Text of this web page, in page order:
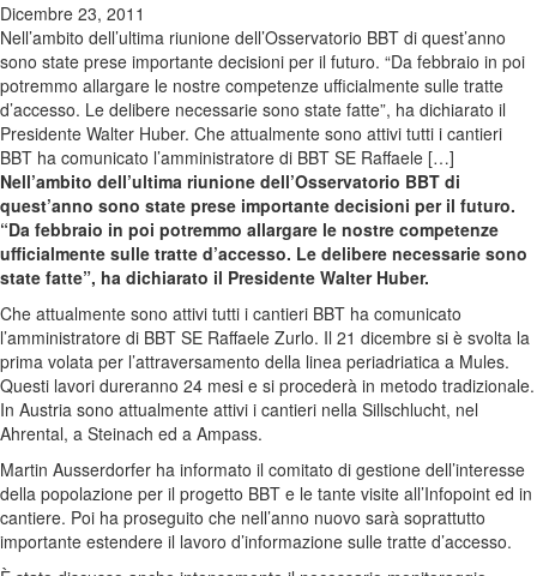
Dicembre 23, 2011
Nell’ambito dell’ultima riunione dell’Osservatorio BBT di quest’anno
sono state prese importante decisioni per il futuro. “Da febbraio in poi
potremmo allargare le nostre competenze ufficialmente sulle tratte
d’accesso. Le delibere necessarie sono state fatte”, ha dichiarato il
Presidente Walter Huber. Che attualmente sono attivi tutti i cantieri
BBT ha comunicato l’amministratore di BBT SE Raffaele […]
Nell’ambito dell’ultima riunione dell’Osservatorio BBT di
quest’anno sono state prese importante decisioni per il futuro.
“Da febbraio in poi potremmo allargare le nostre competenze
ufficialmente sulle tratte d’accesso. Le delibere necessarie sono
state fatte”, ha dichiarato il Presidente Walter Huber.
Che attualmente sono attivi tutti i cantieri BBT ha comunicato
l’amministratore di BBT SE Raffaele Zurlo. Il 21 dicembre si è svolta la
prima volata per l’attraversamento della linea periadriatica a Mules.
Questi lavori dureranno 24 mesi e si procederà in metodo tradizionale.
In Austria sono attualmente attivi i cantieri nella Sillschlucht, nel
Ahrental, a Steinach ed a Ampass.
Martin Ausserdorfer ha informato il comitato di gestione dell’interesse
della popolazione per il progetto BBT e le tante visite all’Infopoint ed in
cantiere. Poi ha proseguito che nell’anno nuovo sarà soprattutto
importante estendere il lavoro d’informazione sulle tratte d’accesso.